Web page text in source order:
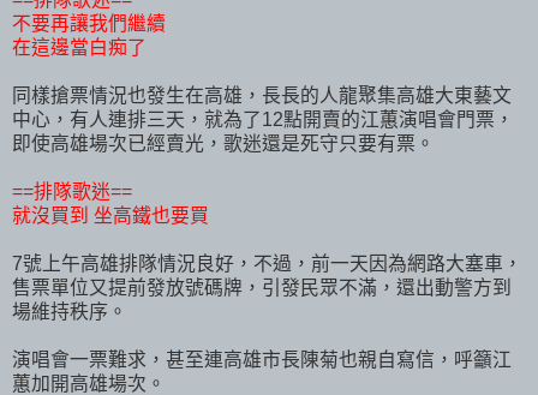
不要再讓我們繼續
在這邊當白痴了
同樣搶票情況也發生在高雄，長長的人龍聚集高雄大東藝文
中心，有人連排三天，就為了12點開賣的江蕙演唱會門票，
即使高雄場次已經賣光，歌迷還是死守只要有票。
==排隊歌迷==
就沒買到 坐高鐵也要買
7號上午高雄排隊情況良好，不過，前一天因為網路大塞車，
售票單位又提前發放號碼牌，引發民眾不滿，還出動警方到
場維持秩序。
演唱會一票難求，甚至連高雄市長陳菊也親自寫信，呼籲江
蕙加開高雄場次。